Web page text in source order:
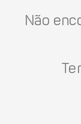
Não